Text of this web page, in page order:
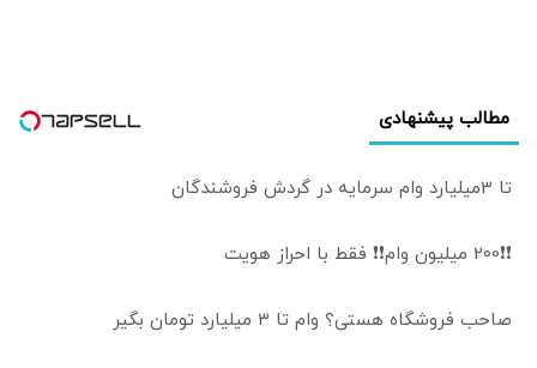
مطالب پیشنهادی
تا 3میلیارد وام سرمایه در گردش فروشندگان
❗❗200 میلیون وام❗❗ فقط با احراز هویت
صاحب فروشگاه هستی؟ وام تا ۳ میلیارد تومان بگیر